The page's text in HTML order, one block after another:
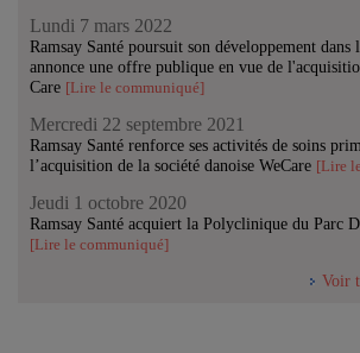
Lundi 7 mars 2022
Ramsay Santé poursuit son développement dans
annonce une offre publique en vue de
Care [Lire le communiqué]
Mercredi 22 septembre 2021
Ramsay Santé renforce ses activités de soins
l’acquisition de la société danoise WeCare [Lire
Jeudi 1 octobre 2020
Ramsay Santé acquiert la Polyclinique du Parc
[Lire le communiqué]
Voir